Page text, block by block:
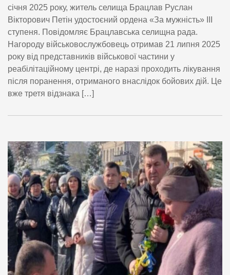
січня 2025 року, житель селища Брацлав Руслан
Вікторович Петін удостоєний ордена «За мужність» III
ступеня. Повідомляє Брацлавська селищна рада.
Нагороду військовослужбовець отримав 21 липня 2025
року від представників військової частини у
реабілітаційному центрі, де наразі проходить лікування
після поранення, отриманого внаслідок бойових дій. Це
вже третя відзнака […]